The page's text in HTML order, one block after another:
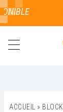
ACCUEIL »